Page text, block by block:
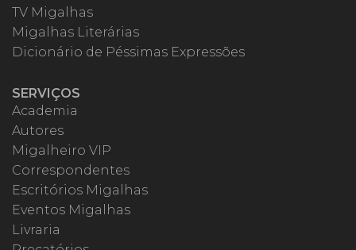
TV Migalhas
Migalhas Literárias
Dicionário de Péssimas Expressões
SERVIÇOS
Academia
Autores
Migalheiro VIP
Correspondentes
Escritórios Migalhas
Eventos Migalhas
Livraria